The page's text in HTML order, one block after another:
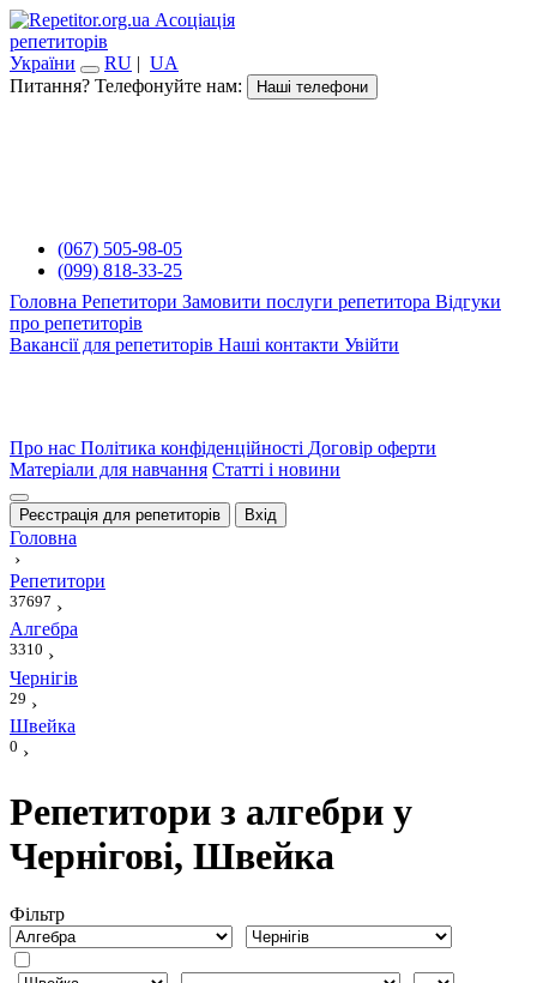
Асоціація
репетиторів
України
RU | UA
Питання? Телефонуйте нам:
Наші телефони
(067) 505-98-05
(099) 818-33-25
Головна Репетитори Замовити послуги репетитора Відгуки
про репетиторів
Вакансії для репетиторів Наші контакти Увійти
Про нас Політика конфіденційності Договір оферти
Матеріали для навчання Статті і новини
Реєстрація для репетиторів Вхід
Головна
›
Репетитори
37697 ›
Алгебра
3310 ›
Чернігів
29 ›
Швейка
0 ›
Репетитори з алгебри у
Чернігові, Швейка
Фiльтр